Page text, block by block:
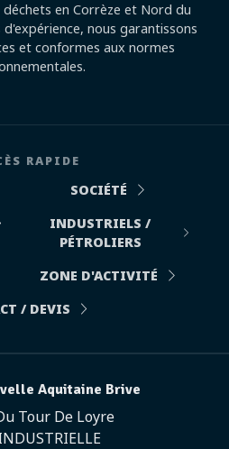
en Corrèze et Nord du
d'expérience, nous garantissons
et conformes aux normes
RAPIDE
SOCIÉTÉ
INDUSTRIELS /
PÉTROLIERS
ZONE D'ACTIVITÉ
/ DEVIS
Aquitaine Brive
Tour De Loyre